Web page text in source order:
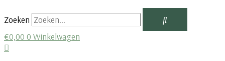
Zoeken
€0,00 0 Winkelwagen